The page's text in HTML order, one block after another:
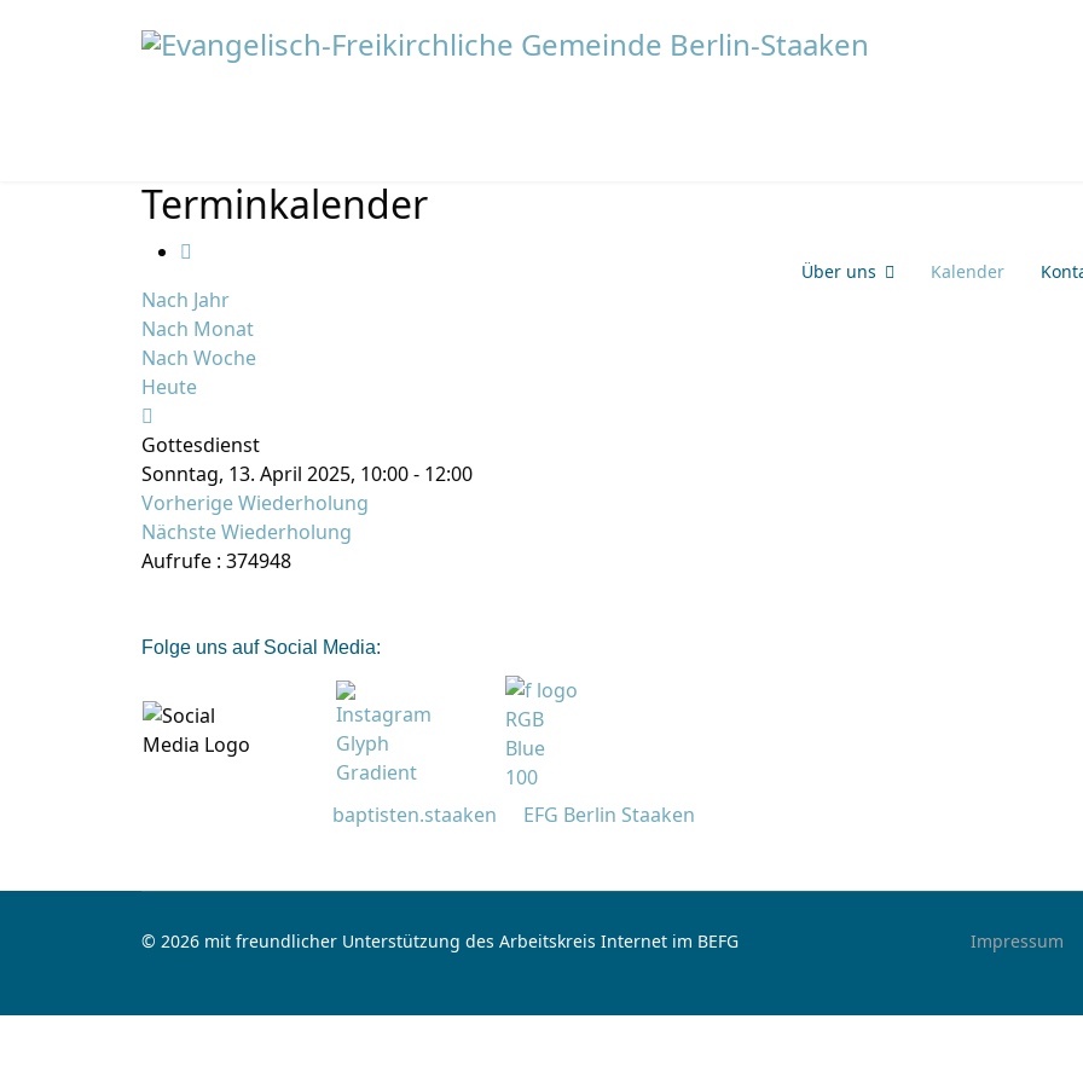
Über uns Kalender
Terminkalender
Nach Jahr
Nach Monat
Nach Woche
Heute
Gottesdienst
Sonntag, 13. April 2025, 10:00 - 12:00
Vorherige Wiederholung
Nächste Wiederholung
Aufrufe : 374948
Folge uns auf Social Media:
baptisten.staaken EFG Berlin Staaken
© 2026 mit freundlicher Unterstützung des Arbeitskreis Internet im BEFG Impressum